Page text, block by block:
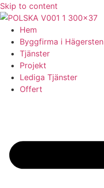
Skip to content
Hem
Byggfirma i Hägersten
Tjänster
Projekt
Lediga Tjänster
Offert